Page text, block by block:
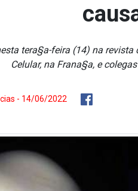
tera§a-feira (14) na revista
Celular, na Frana§a, e
- 14/06/2022